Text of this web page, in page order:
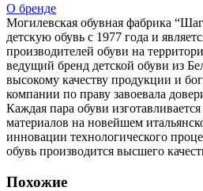
О бренде
Могилевская обувная фабрика
детскую обувь с 1977 года и
производителей обуви на
ведущий бренд детской обуви из
высокому качеству продукции и
компании по праву завоевала
Каждая пара обуви
материалов на новейшем
инновации технологического
обувь производится высшего
Похожие